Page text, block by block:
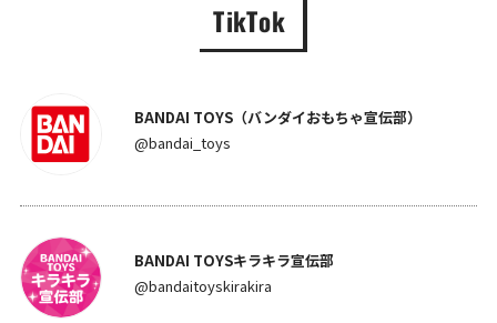
TikTok
BANDAI TOYS（バンダイおもちゃ宣伝部）
@bandai_toys
BANDAI TOYSキラキラ宣伝部
@bandaitoyskirakira